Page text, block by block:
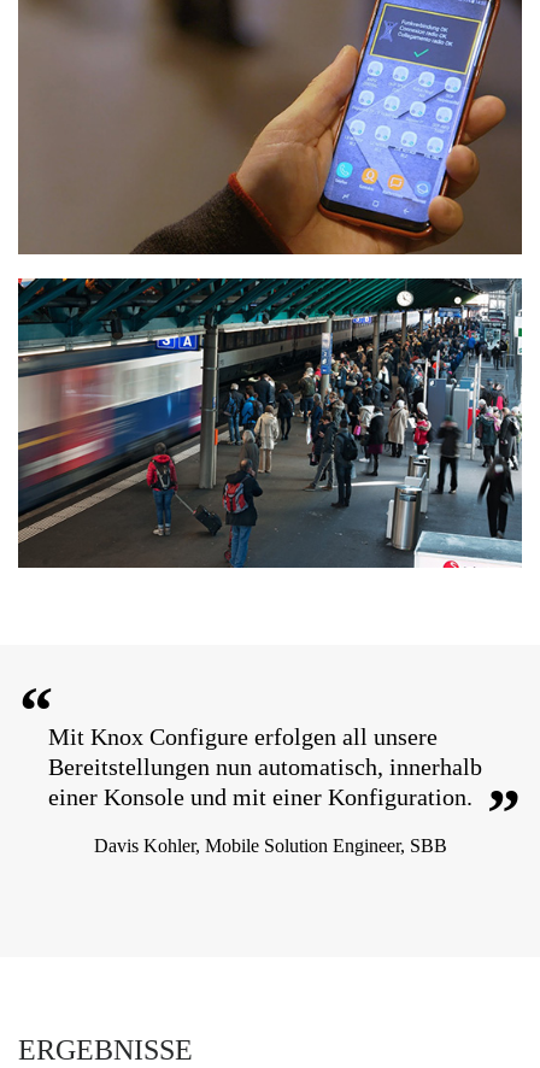
“Mit Knox Configure erfolgen all unsere
Bereitstellungen nun automatisch, innerhalb
einer Konsole und mit einer Konfiguration.
Davis Kohler, Mobile Solution Engineer, SBB ”
ERGEBNISSE